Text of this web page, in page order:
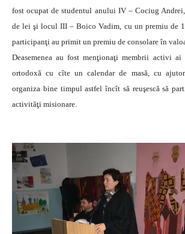
fost ocupat de studentul anului IV – Cociug
de lei şi locul III – Boico Vadim, cu un premiu de
participanţi au primit un premiu de consolare în
Deasemenea au fost menţionaţi membrii activi
ortodoxă cu cîte un calendar de masă, cu
organiza bine timpul astfel încît să reuşescă să
activităţi misionare.